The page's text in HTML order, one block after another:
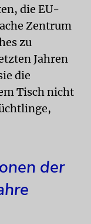
die EU-
Zentrum
zu
Jahren
die
Tisch nicht
der